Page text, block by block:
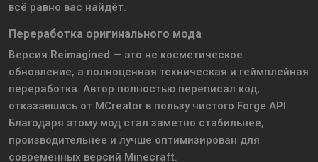
всё равно вас найдёт.
Переработка оригинального мода
Версия Reimagined — это не косметическое
обновление, а полноценная техническая и геймплейная
переработка. Автор полностью переписал код,
отказавшись от MCreator в пользу чистого Forge API.
Благодаря этому мод стал заметно стабильнее,
производительнее и лучше оптимизирован для
современных версий Minecraft.